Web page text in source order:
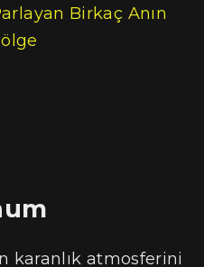
Birkaç Anın
karanlık atmosferini